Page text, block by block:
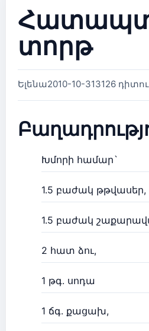
տորթ
Ելենա2010-10-313126
Խմորի համար`
1.5 բաժակ թթվասեր,
1.5 բաժակ
2 հատ ձու,
1 թգ. սոդա
1 ճգ. քացախ,